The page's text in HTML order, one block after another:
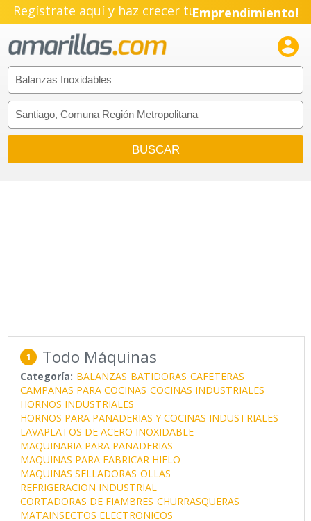
Regístrate aquí y haz crecer tuEmprendimiento!

1 Todo Máquinas
Categoría: BALANZAS BATIDORAS CAFETERAS
CAMPANAS PARA COCINAS COCINAS INDUSTRIALES
HORNOS INDUSTRIALES
HORNOS PARA PANADERIAS Y COCINAS INDUSTRIALES
LAVAPLATOS DE ACERO INOXIDABLE
MAQUINARIA PARA PANADERIAS
MAQUINAS PARA FABRICAR HIELO
MAQUINAS SELLADORAS OLLAS
REFRIGERACION INDUSTRIAL
CORTADORAS DE FIAMBRES CHURRASQUERAS
MATAINSECTOS ELECTRONICOS